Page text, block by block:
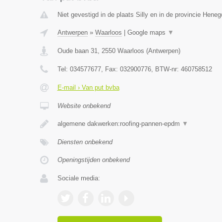
Niet gevestigd in de plaats Silly en in de provincie
Antwerpen» Waarloos Google maps ▼
Oude baan 31, 2550 Waarloos (Antwerpen)
Tel: 034577677, Fax: 032900776, BTW-nr: 460758512
E-mail › Van put bvba
Website onbekend
algemene dakwerken:roofing-pannen-epdm ▼
Diensten onbekend
Openingstijden onbekend
Sociale media: